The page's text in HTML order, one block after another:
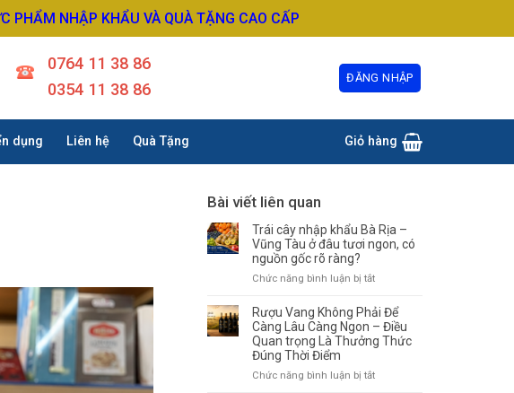
PHẨM NHẬP KHẨU VÀ QUÀ TẶNG CAO CẤP
0764 11 38 86
0354 11 38 86
ĐĂNG NHẬP
dụng Liên hệ Quà Tặng Giỏ hàng
Bài viết liên quan
Trái cây nhập khẩu Bà Rịa –
Vũng Tàu ở đâu tươi ngon, có
nguồn gốc rõ ràng?
Chức năng bình luận bị tắtở
cây
nhập
khẩu
Rượu Vang Không Phải Để
Càng Lâu Càng Ngon – Điều
Quan trọng Là Thưởng Thức
Đúng Thời Điểm
Chức năng bình luận bị tắtở